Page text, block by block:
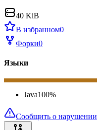
40 KiB
В избранном0
Форки0
Языки
Java100%
Сообщить о нарушении